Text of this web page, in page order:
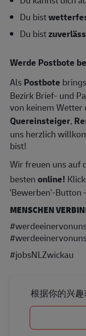
Du bist
Du bist
Werde Postbote
AlsPostbote
Bezirk Brief- und
von keinem Wetter
Quereinsteiger,
uns herzlich
bist!
Wir freuen uns auf
bestenonline!
'Bewerben'-Button
MENSCHEN
#jobsNLZwickau
根据你的兴趣